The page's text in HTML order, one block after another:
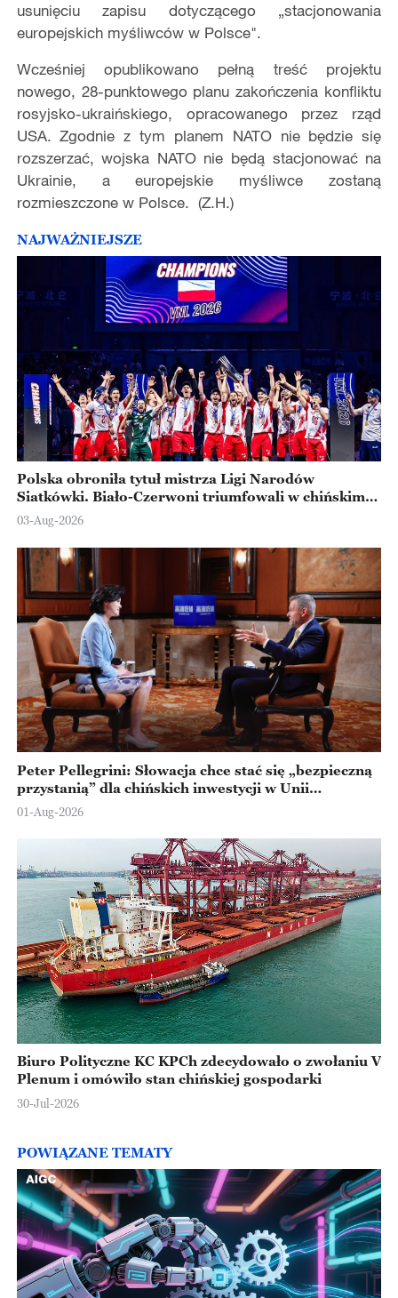
usunięciu zapisu dotyczącego „stacjonowania
europejskich myśliwców w Polsce".
Wcześniej opublikowano pełną treść projektu
nowego, 28-punktowego planu zakończenia konfliktu
rosyjsko-ukraińskiego, opracowanego przez rząd
USA. Zgodnie z tym planem NATO nie będzie się
rozszerzać, wojska NATO nie będą stacjonować na
Ukrainie, a europejskie myśliwce zostaną
rozmieszczone w Polsce. (Z.H.)
NAJWAŻNIEJSZE
Polska obroniła tytuł mistrza Ligi Narodów
Siatkówki. Biało-Czerwoni triumfowali w chińskim
Ningbo
03-Aug-2026
Peter Pellegrini: Słowacja chce stać się „bezpieczną
przystanią” dla chińskich inwestycji w Unii
Europejskiej
01-Aug-2026
Biuro Polityczne KC KPCh zdecydowało o zwołaniu V
Plenum i omówiło stan chińskiej gospodarki
30-Jul-2026
POWIĄZANE TEMATY